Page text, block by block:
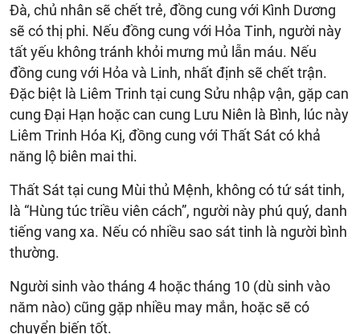
Đà, chủ nhân sẽ chết trẻ, đồng cung với Kình Dương
sẽ có thị phi. Nếu đồng cung với Hỏa Tinh, người này
tất yếu không tránh khỏi mưng mủ lẫn máu. Nếu
đồng cung với Hỏa và Linh, nhất định sẽ chết trận.
Đặc biệt là Liêm Trinh tại cung Sửu nhập vận, gặp can
cung Đại Hạn hoặc can cung Lưu Niên là Bình, lúc này
Liêm Trinh Hóa Kị, đồng cung với Thất Sát có khả
năng lộ biên mai thi.
Thất Sát tại cung Mùi thủ Mệnh, không có tứ sát tinh,
là “Hùng túc triều viên cách”, người này phú quý, danh
tiếng vang xa. Nếu có nhiều sao sát tinh là người bình
thường.
Người sinh vào tháng 4 hoặc tháng 10 (dù sinh vào
năm nào) cũng gặp nhiều may mắn, hoặc sẽ có
chuyển biến tốt.